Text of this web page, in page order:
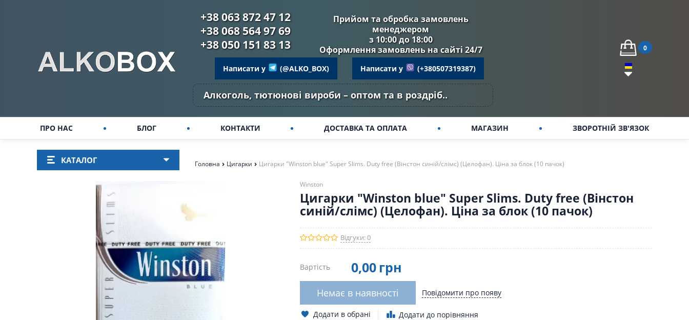
+38 063 872 47 12
+38 068 564 97 69
+38 050 151 83 13
Прийом та обробка замовлень
менеджером
з 10:00 до 18:00
Оформлення замовлень на сайті 24/7
Написати у (@ALKO_BOX) Написати у (+380507319387)
Алкоголь, тютюнові вироби – оптом та в роздріб..
0
ПРО НАС БЛОГ КОНТАКТИ ДОСТАВКА ТА ОПЛАТА МАГАЗИН ЗВОРОТНІЙ ЗВ'ЯЗОК
КАТАЛОГ Головна Цигарки Цигарки "Winston blue" Super Slims. Duty free (Вінстон синій/слімс) (Целофан). Ціна за блок (10 пачок)
Winston
Цигарки "Winston blue" Super Slims. Duty free (Вінстон
синій/слімс) (Целофан). Ціна за блок (10 пачок)
Відгуки: 0
Вартість 0,00 грн
Немає в наявності Повідомити про появу
Додати в обрані Додати до порівняння